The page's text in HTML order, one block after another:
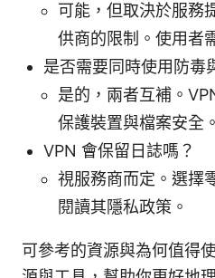
可能，但取決於服務
供商的限制。使用者
是否需要同時使用防毒
是的，兩者互補。
保護裝置與檔案安全。
VPN 會保留日誌嗎？
視服務商而定。選擇
閱讀其隱私政策。
可參考的資源與為何值得